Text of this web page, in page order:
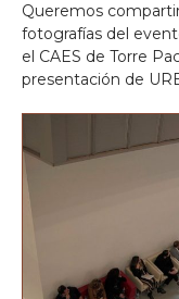
Queremos
fotografías del
el CAES de Torre
presentación de